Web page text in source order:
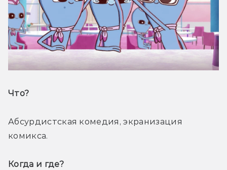
Что?
Абсурдистская комедия, экранизация
комикса.
Когда и где?